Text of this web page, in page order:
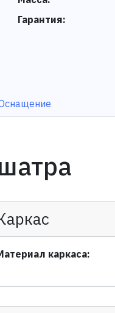
Гарантия:
каркаса: